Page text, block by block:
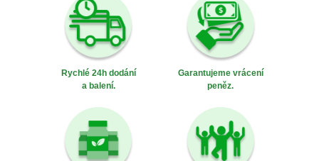
Rychlé 24h dodání
a balení.
Garantujeme vrácení
peněz.